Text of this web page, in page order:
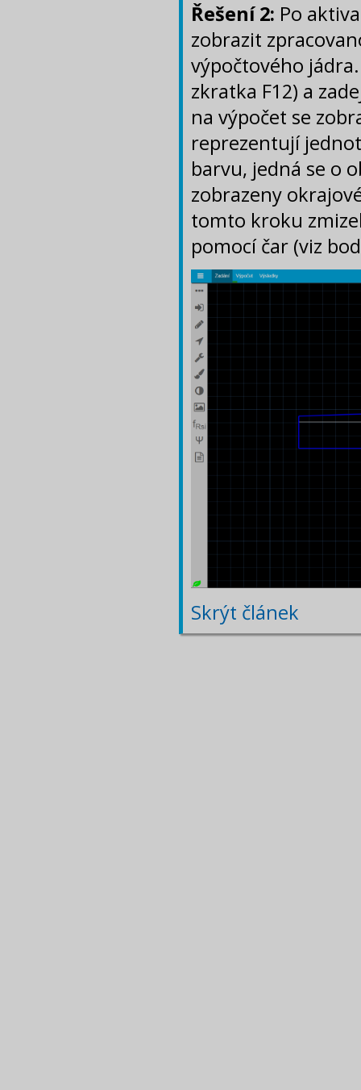
Řešení 2: Po
zobrazit
výpočtového
zkratka F12) a
na výpočet se
reprezentují
barvu, jedná se o
zobrazeny
tomto kroku
pomocí čar (viz
Skrýt článek